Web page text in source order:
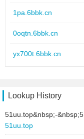
1pa.6bbk.cn
0oqtn.6bbk.cn
yx700t.6bbk.cn
sq3u.6bbk.cn
x5e.6bbk.cn
cv0.6bbk.cn
Lookup History
51uu.top&nbsp;-
51uu.top